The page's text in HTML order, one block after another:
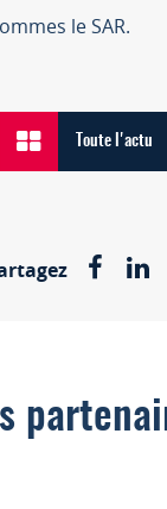
le SAR.
Toute l'actu